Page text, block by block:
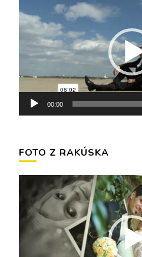
prehrávač
00:00
FOTO Z RAKÚSKA
Video
prehrávač